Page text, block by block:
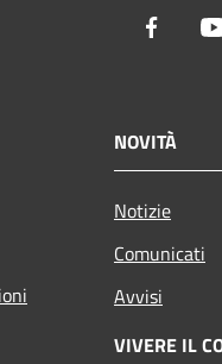
NOVITÀ
Notizie
Comunicati
Avvisi
VIVERE IL